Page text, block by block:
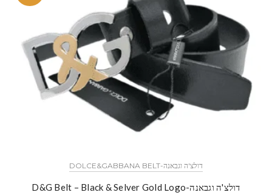
דולצ'ה וגבאנה-DOLCE&GABBANA BELT
דולצ'ה וגבאנה-D&G Belt – Black & Selver Gold Logo